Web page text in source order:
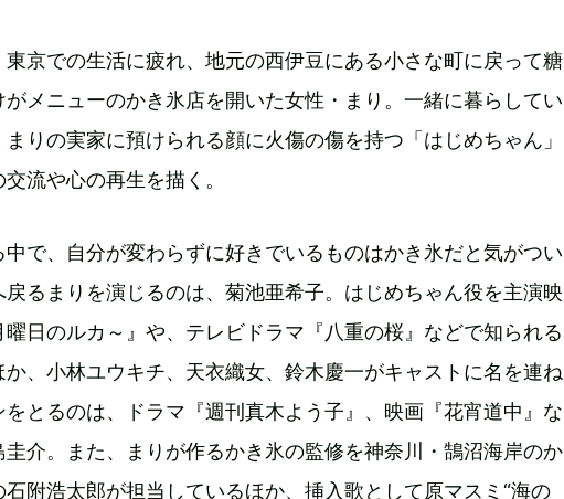
京での生活に疲れ、地元の西伊豆にある小さな町に戻って糖
メニューのかき氷店を開いた女性・まり。一緒に暮らしてい
りの実家に預けられる顔に火傷の傷を持つ「はじめちゃん」
流や心の再生を描く。
で、自分が変わらずに好きでいるものはかき氷だと気がつい
るまりを演じるのは、菊池亜希子。はじめちゃん役を主演映
日のルカ～』や、テレビドラマ『八重の桜』などで知られる
、小林ユウキチ、天衣織女、鈴木慶一がキャストに名を連ね
とるのは、ドラマ『週刊真木よう子』、映画『花宵道中』な
圭介。また、まりが作るかき氷の監修を神奈川・鵠沼海岸のか
石附浩太郎が担当しているほか、挿入歌として原マスミ“海の